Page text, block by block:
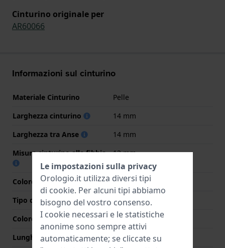
Cinturino originale per
AR60066
Informazioni sul cinturino
Materiale Cinturino
Pelle
Larghezza cinturino
14 mm
Larghezza tra Anse
14 mm
Misura cinturino alla fibbia
12 mm
Colore cinturino
Nero
Tipo di chiusura
Fibbia
Colore Chiusura
Oro rosa
Lunghezza Parte Superiore
75 mm
Le impostazioni sulla privacy
Orologio.it utilizza diversi tipi
di cookie. Per alcuni tipi abbiamo
bisogno del vostro consenso.
I cookie necessari e le statistiche
anonime sono sempre attivi
automaticamente; se cliccate su